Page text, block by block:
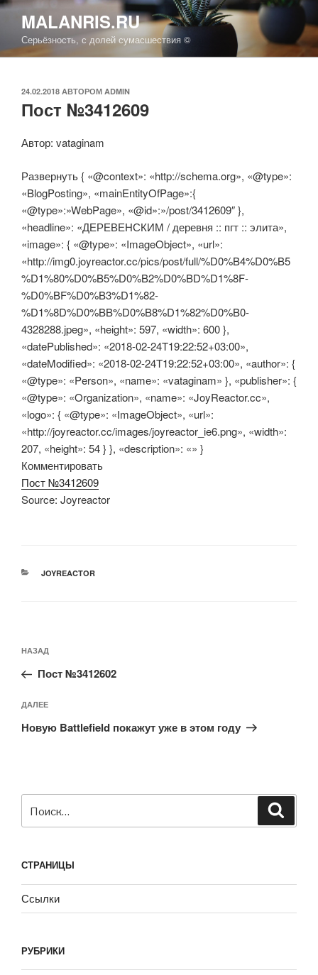
Перейти
содержимому
MALANRIS.RU
Серьёзность, с долей сумасшествия ©
ОПУБЛИКОВАНО
24.02.2018 АВТОРОМ ADMIN
Пост №3412609
Автор: vataginam
Развернуть { «@context»: «http://schema.org», «@type»:
«BlogPosting», «mainEntityOfPage»:{
«@type»:»WebPage», «@id»:»/post/3412609″ },
«headline»: « ДЕРЕВЕНСКИМ / деревня :: пгт :: элита»,
«image»: { «@type»: «ImageObject», «url»:
«http://img0.joyreactor.cc/pics/post/full/%D0%B4%D0%B5
%D1%80%D0%B5%D0%B2%D0%BD%D1%8F-
%D0%BF%D0%B3%D1%82-
%D1%8D%D0%BB%D0%B8%D1%82%D0%B0-
4328288.jpeg», «height»: 597, «width»: 600 },
«datePublished»: «2018-02-24T19:22:52+03:00»,
«dateModified»: «2018-02-24T19:22:52+03:00», «author»: {
«@type»: «Person», «name»: «vataginam» }, «publisher»: {
«@type»: «Organization», «name»: «JoyReactor.cc»,
«logo»: { «@type»: «ImageObject», «url»:
«http://joyreactor.cc/images/joyreactor_ie6.png», «width»:
207, «height»: 54 } }, «description»: «» }
Комментировать
Пост №3412609
Source: Joyreactor
РУБРИКИ
JOYREACTOR
по
записям
Предыдущая
запись:
НАЗАД
Пост №3412602
Следующая
запись
ДАЛЕЕ
Новую Battlefield покажут уже в этом году
СТРАНИЦЫ
Ссылки
РУБРИКИ